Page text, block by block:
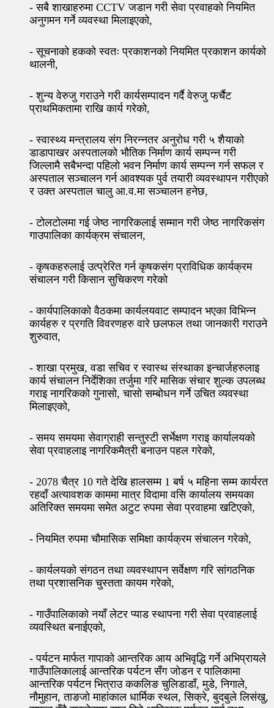
- सबै शाखाहरुमा CCTV जडान गरी सेवा प्रवाहको नियमित
अनुगमन गर्ने व्यवस्था मिलाइएको,
- सूचनाको हकको स्वतः प्रकाशनको नियमित प्रकाशन कार्यको
थालनी,
- शुन्य वेरुजु गराउने गरी कार्यसम्पादन गर्दै वेरुजु फर्चैट
प्राथमिकतामा राखि कार्य गरेको,
- स्वास्थ्य मन्त्रालय संग निरन्नतर अनुरोध गरी ५ शैयाको
डाडापाखर अस्पतालको भौतिक निर्माण कार्य सम्पन्न गरी
जिल्लामै सबैभन्दा पहिलो भवन निर्माण कार्य सम्पन्न गर्न सफल र
अस्पताल सञ्चालन गर्न आवश्यक पुर्व तयारी व्यवस्थापन गरीएको
र उक्त अस्पताल चालु आ.व.मा सञ्चालन हनेछ,
- टोलटोलमा गई जेष्ठ नागरिकलाई सम्मान गरी जेष्ठ नागरिकसंग
गाउपालिका कार्यक्रम संचालन,
- कृषकहरुलाई उत्प्रेरित गर्न कृषकसंग प्राविधिक कार्यक्रम
संचालन गरी किसान सुचिकरण गरेको
- कार्यपालिकाको वैठकमा कार्यलयवाट सम्पादन भएका विभिन्न
कार्यहरु र प्रगति विवरणहरु वारे छलफल तथा जानकारी गराउने
शुरुवात,
- शाखा प्रमुख, वडा सचिव र स्वास्थ संस्थाका इन्चार्जहरुलाइ
कार्य संचालन निर्देशिका तर्जुमा गरि मासिक संचार शुल्क उपलब्ध
गराइ नागरिकको गुनासो, चासो सम्बोधन गर्ने उचित व्यवस्था
मिलाइएको,
- समय समयमा सेवाग्राही सन्तुस्टी सर्भेक्षण गराइ कार्यालयको
सेवा प्रवाहलाइ नागरिकमैत्री बनाउन पहल गरेको,
- 2078 चैत्र 10 गते देखि हालसम्म 1 बर्ष ५ महिना सम्म कार्यरत
रहदाँ अत्यावशक काममा मात्र विदामा वसि कार्यालय समयका
अतिरिक्त समयमा समेत अटुट रुपमा सेवा प्रवाहमा खटिएको,
- नियमित रुपमा चौमासिक समिक्षा कार्यक्रम संचालन गरेको,
- कार्यलयको संगठन तथा व्यवस्थापन सर्वेक्षण गरि सांगठनिक
तथा प्रशासनिक चुस्तता कायम गरेको,
- गाउँपालिकाको नयाँ लेटर प्याड स्थापना गरी सेवा प्रवाहलाई
व्यवस्थित बनाईएको,
- पर्यटन मार्फत गापाको आन्तरिक आय अभिवृद्धि गर्ने अभिप्रायले
गाउँपालिकालाई आन्तरिक पर्यटन सँग जोडन र पालिकामा
आन्तरिक पर्यटन भित्राउ ककलिङ चुलिडाडाँ, मुडे, निगाले,
नौमुहान, ताङजो माहांकाल धार्मिक स्थल, सिक्रे, बुदबुले लिसंखु,